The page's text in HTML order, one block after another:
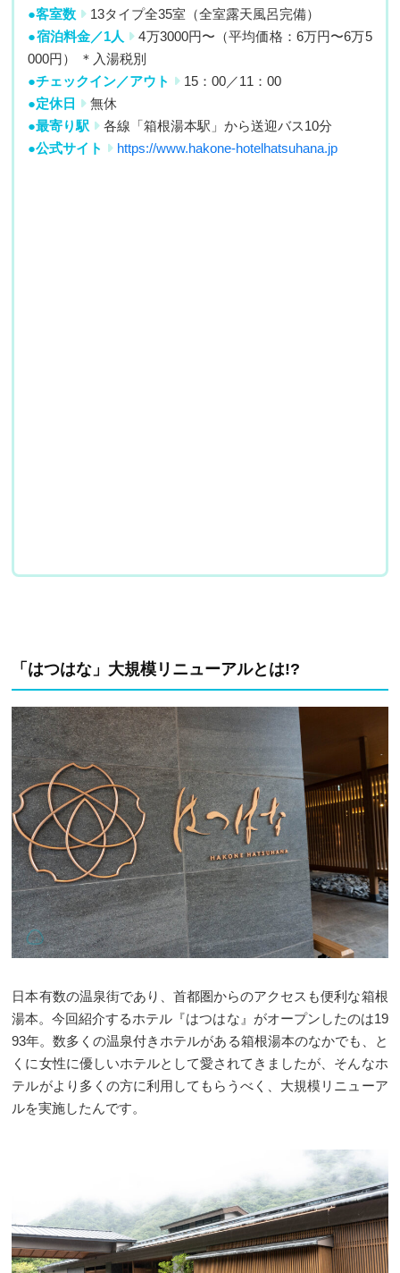
●客室数
13タイプ全35室（全室露天風呂完備）
●宿泊料金／1人
4万3000円〜（平均価格：6万円〜6万5
000円） ＊入湯税別
●チェックイン／アウト
15：00／11：00
●定休日
無休
●最寄り駅
各線「箱根湯本駅」から送迎バス10分
●公式サイト
https://www.hakone-hotelhatsuhana.jp
「はつはな」大規模リニューアルとは!?
日本有数の温泉街であり、首都圏からのアクセスも便利な箱根
湯本。今回紹介するホテル『はつはな』がオープンしたのは19
93年。数多くの温泉付きホテルがある箱根湯本のなかでも、と
くに女性に優しいホテルとして愛されてきましたが、そんなホ
テルがより多くの方に利用してもらうべく、大規模リニューア
ルを実施したんです。